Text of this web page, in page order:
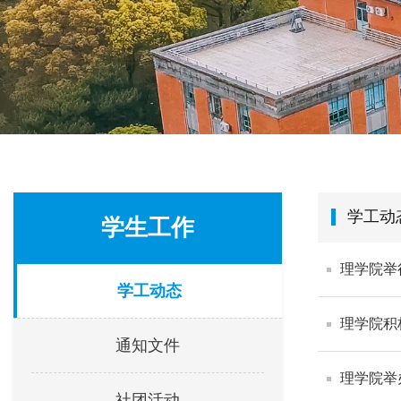
学生工作
学工动态
通知文件
学工动
理学院举
理学院积
理学院举